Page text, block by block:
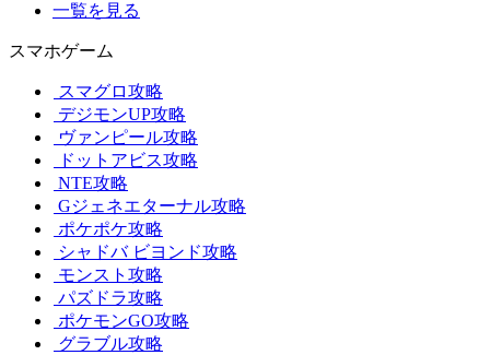
一覧を見る
スマホゲーム
スマグロ攻略
デジモンUP攻略
ヴァンピール攻略
ドットアビス攻略
NTE攻略
Gジェネエターナル攻略
ポケポケ攻略
シャドバ ビヨンド攻略
モンスト攻略
パズドラ攻略
ポケモンGO攻略
グラブル攻略